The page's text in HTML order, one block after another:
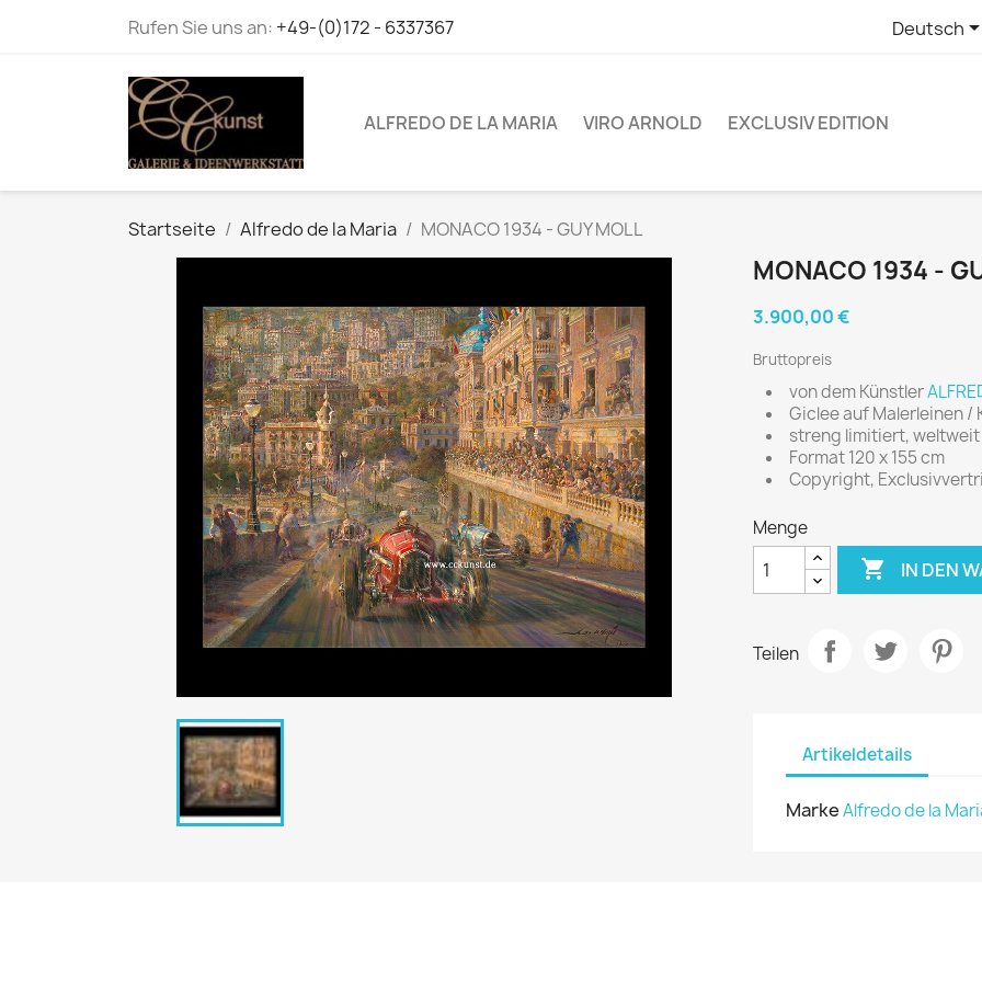
Rufen Sie uns an: +49-(0)172 - 6337367 Deutsch
ALFREDO DE LA MARIA VIRO ARNOLD EXCLUSIV EDITION
Startseite Alfredo de la Maria MONACO 1934 - GUY MOLL
MONACO 1934 -
3.900,00 €
Bruttopreis
von dem Künstler
Giclee auf Malerleinen
streng limitiert, weltweit
Format 120 x 155 cm
Copyright,
Menge
 IN DEN
Teilen
Artikeldetails
MarkeAlfredo de la